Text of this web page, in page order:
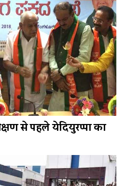
से पहले येदियुरप्पा का